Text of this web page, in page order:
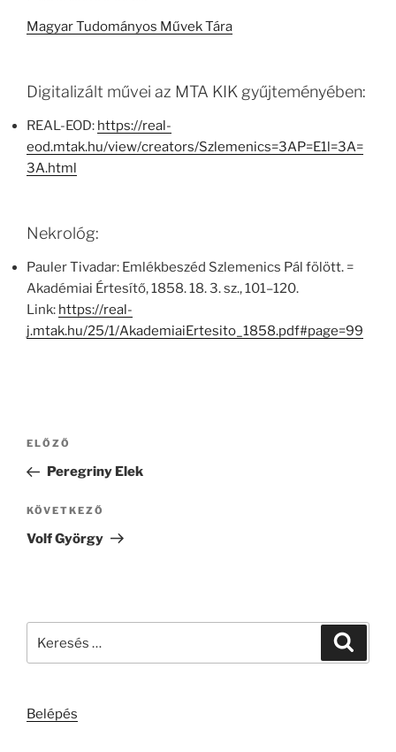
Magyar Tudományos Művek Tára
Digitalizált művei az MTA KIK gyűjteményében:
REAL-EOD: https://real-
eod.mtak.hu/view/creators/Szlemenics=3AP=E1l=3A=
3A.html
Nekrológ:
Pauler Tivadar: Emlékbeszéd Szlemenics Pál fölött. =
Akadémiai Értesítő, 1858. 18. 3. sz., 101–120.
Link: https://real-
j.mtak.hu/25/1/AkademiaiErtesito_1858.pdf#page=99
Bejegyzés
Korábbi
bejegyzés
ELŐZŐ
Peregriny Elek
Következő
bejegyzés
KÖVETKEZŐ
Volf György
Belépés